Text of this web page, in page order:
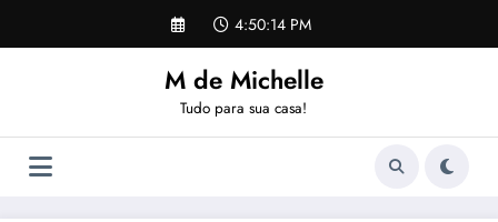
o
4:50:14 PM
M de Michelle
Tudo para sua casa!